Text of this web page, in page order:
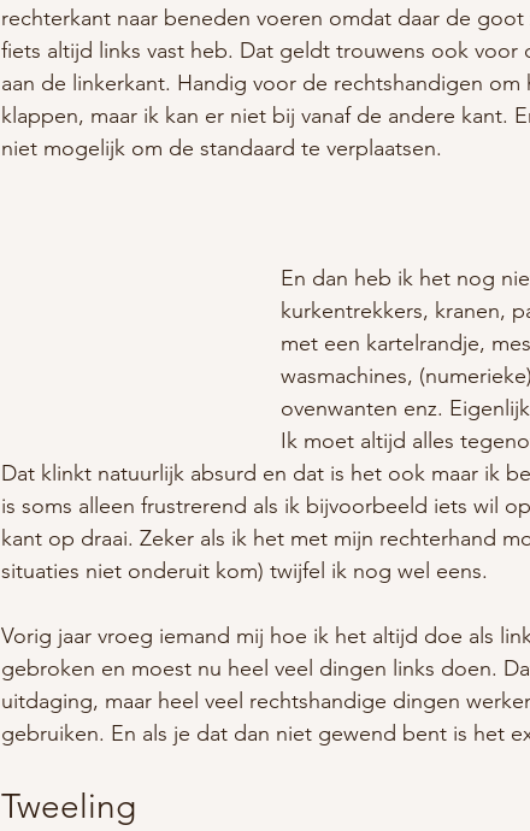
rechterkant naar beneden voeren omdat daar de
fiets altijd links vast heb. Dat geldt trouwens ook voor
aan de linkerkant. Handig voor de rechtshandigen
klappen, maar ik kan er niet bij vanaf de andere kant.
niet mogelijk om de standaard te verplaatsen.
En dan heb ik het nog
kurkentrekkers, kranen,
met een kartelrandje,
wasmachines,
ovenwanten enz.
Ik moet altijd alles
Dat klinkt natuurlijk absurd en dat is het ook maar ik
is soms alleen frustrerend als ik bijvoorbeeld iets wil
kant op draai. Zeker als ik het met mijn rechterhand
situaties niet onderuit kom) twijfel ik nog wel eens.
Vorig jaar vroeg iemand mij hoe ik het altijd doe als
gebroken en moest nu heel veel dingen links doen.
uitdaging, maar heel veel rechtshandige dingen
gebruiken. En als je dat dan niet gewend bent is het
Tweeling